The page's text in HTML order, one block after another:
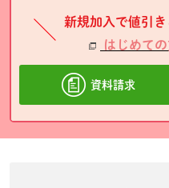
新規加入で値引
はじめて
資料請求